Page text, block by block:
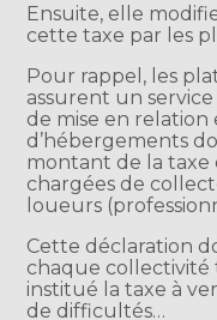
Ensuite, elle
cette taxe par les
Pour rappel, les
assurent un
de mise en
d’hébergements
montant de la taxe
chargées de
loueurs
Cette déclaration
chaque collectivité
institué la taxe à
de difficultés…